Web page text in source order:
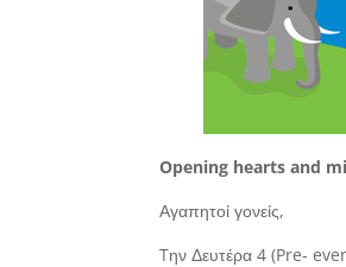
Opening hearts and
Αγαπητοί γονείς,
Tην Δευτέρα 4 (Pre-